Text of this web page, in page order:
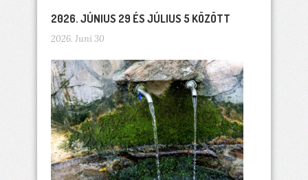
2026. JÚNIUS 29 ÉS JÚLIUS 5 KÖZÖTT
2026. Juni 30